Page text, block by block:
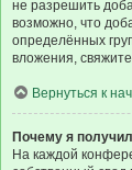
не разрешить
возможно, что
определённых
вложения,
Вернуться к
Почему я
На каждой